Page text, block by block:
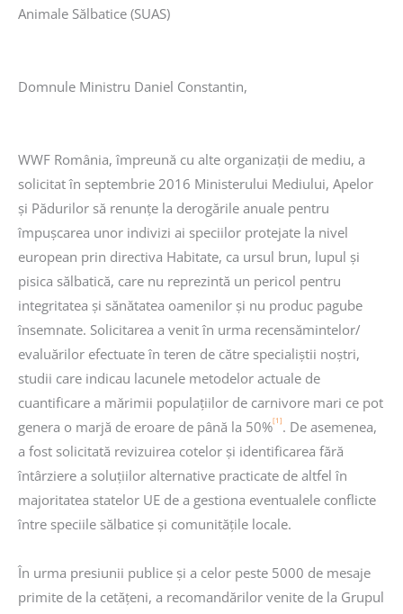
Animale Sălbatice (SUAS)
Domnule Ministru Daniel Constantin,
WWF România, împreună cu alte organizații de mediu, a
solicitat în septembrie 2016 Ministerului Mediului, Apelor
și Pădurilor să renunțe la derogările anuale pentru
împușcarea unor indivizi ai speciilor protejate la nivel
european prin directiva Habitate, ca ursul brun, lupul și
pisica sălbatică, care nu reprezintă un pericol pentru
integritatea și sănătatea oamenilor și nu produc pagube
însemnate. Solicitarea a venit în urma recensămintelor/
evaluărilor efectuate în teren de către specialiștii noștri,
studii care indicau lacunele metodelor actuale de
cuantificare a mărimii populațiilor de carnivore mari ce pot
genera o marjă de eroare de până la 50%[1]. De asemenea,
a fost solicitată revizuirea cotelor și identificarea fără
întârziere a soluțiilor alternative practicate de altfel în
majoritatea statelor UE de a gestiona eventualele conflicte
între speciile sălbatice și comunitățile locale.
În urma presiunii publice și a celor peste 5000 de mesaje
primite de la cetățeni, a recomandărilor venite de la Grupul